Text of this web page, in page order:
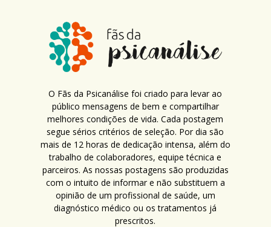
O Fãs da Psicanálise foi criado para levar ao
público mensagens de bem e compartilhar
melhores condições de vida. Cada postagem
segue sérios critérios de seleção. Por dia são
mais de 12 horas de dedicação intensa, além do
trabalho de colaboradores, equipe técnica e
parceiros. As nossas postagens são produzidas
com o intuito de informar e não substituem a
opinião de um profissional de saúde, um
diagnóstico médico ou os tratamentos já
prescritos.